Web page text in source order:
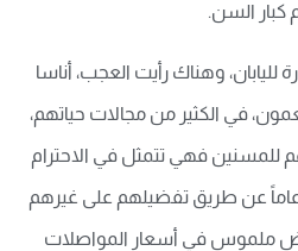
كبار السن.
وهناك رأيت العجب، أناسا
في الكثير من مجالات حياتهم،
للمسنين فهي تتمثل في الاحترام
عن طريق تفضيلهم على غيرهم
ملموس في أسعار المواصلات